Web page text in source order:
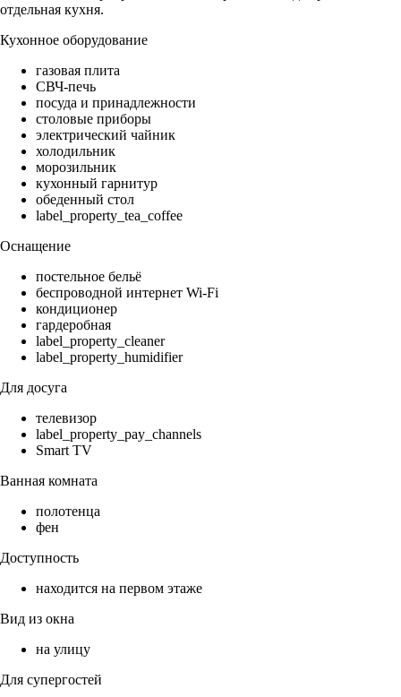
отдельная кухня.
Кухонное оборудование
газовая плита
СВЧ-печь
посуда и принадлежности
столовые приборы
электрический чайник
холодильник
морозильник
кухонный гарнитур
обеденный стол
label_property_tea_coffee
Оснащение
постельное бельё
беспроводной интернет Wi-Fi
кондиционер
гардеробная
label_property_cleaner
label_property_humidifier
Для досуга
телевизор
label_property_pay_channels
Smart TV
Ванная комната
полотенца
фен
Доступность
находится на первом этаже
Вид из окна
на улицу
Для супергостей